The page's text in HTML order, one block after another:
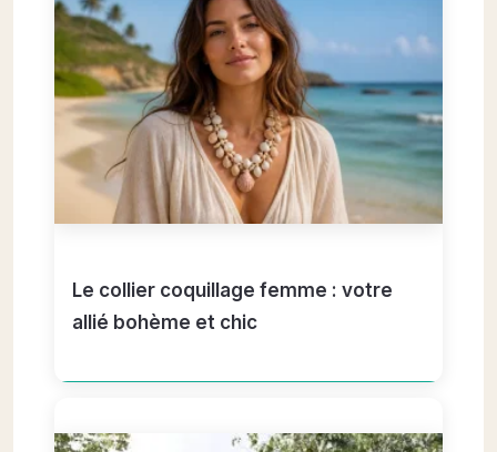
Le collier coquillage femme : votre
allié bohème et chic